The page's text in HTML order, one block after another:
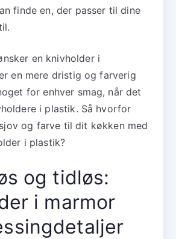
finde en, der passer til dine
en knivholder i
en mere dristig og farverig
for enhver smag, når det
i plastik. Så hvorfor
og farve til dit køkken med
i plastik?
og tidløs:
i marmor